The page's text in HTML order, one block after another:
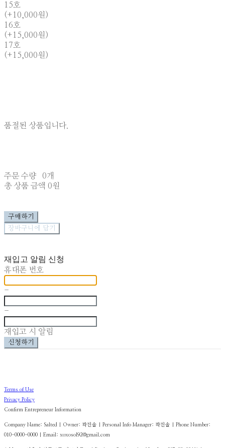
15호
(+10,000원)
16호
(+15,000원)
17호
(+15,000원)
품절된 상품입니다.
주문 수량
0개
총 상품 금액 0원
구매하기
장바구니에 담기
재입고 알림 신청
휴대폰 번호
-
-
재입고 시 알림
신청하기
Terms of Use
Privacy Policy
Confirm Entrepreneur Information
Company Name: Salted | Owner: 곽진솔 | Personal Info Manager: 곽진솔 | Phone Number:
010-0000-0000 | Email: xoxosol92@gmail.com